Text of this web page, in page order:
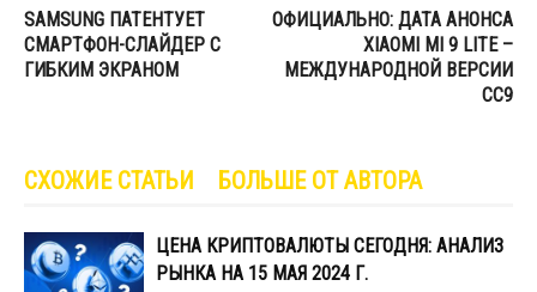
SAMSUNG ПАТЕНТУЕТ
СМАРТФОН-СЛАЙДЕР С
ГИБКИМ ЭКРАНОМ
ОФИЦИАЛЬНО: ДАТА АНОНСА
XIAOMI MI 9 LITE –
МЕЖДУНАРОДНОЙ ВЕРСИИ
СС9
СХОЖИЕ СТАТЬИ БОЛЬШЕ ОТ АВТОРА
ЦЕНА КРИПТОВАЛЮТЫ СЕГОДНЯ: АНАЛИЗ
РЫНКА НА 15 МАЯ 2024 Г.